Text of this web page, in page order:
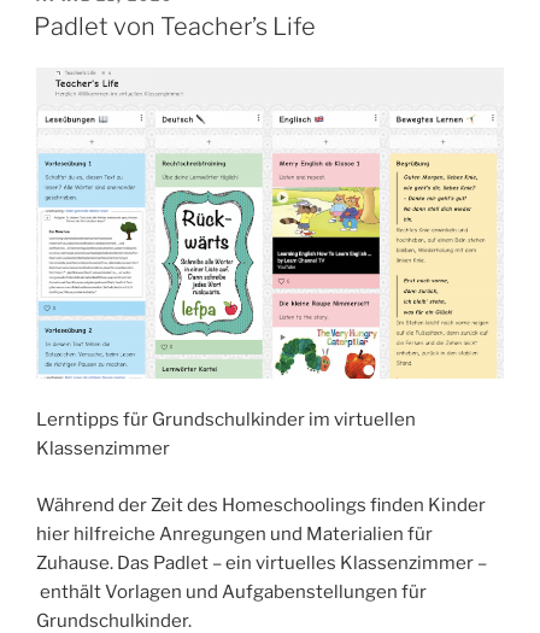
AM
Padlet von Teacher’s Life
Lerntipps für Grundschulkinder im virtuellen
Klassenzimmer
Während der Zeit des Homeschoolings finden Kinder
hier hilfreiche Anregungen und Materialien für
Zuhause. Das Padlet – ein virtuelles Klassenzimmer –
enthält Vorlagen und Aufgabenstellungen für
Grundschulkinder.